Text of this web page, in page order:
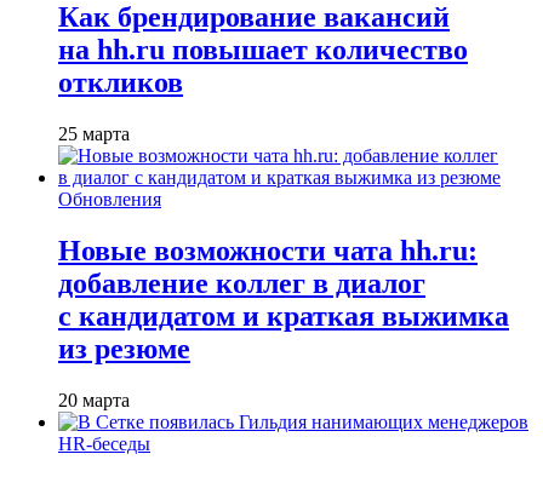
Как брендирование вакансий
на hh.ru повышает количество
откликов
25 марта
Обновления
Новые возможности чата hh.ru:
добавление коллег в диалог
с кандидатом и краткая выжимка
из резюме
20 марта
HR-беседы